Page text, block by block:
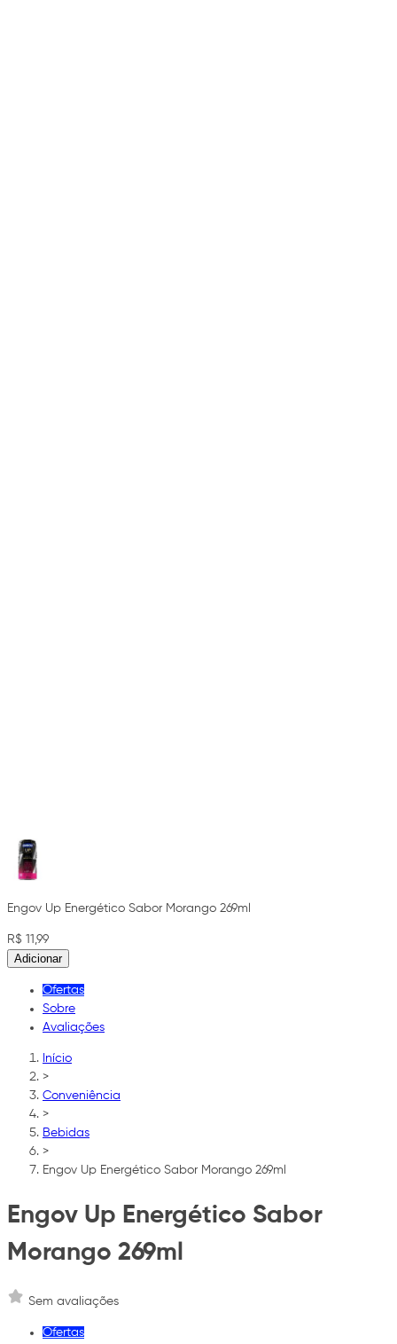
Engov Up Energético Sabor Morango 269ml
R$ 11,99
Adicionar
Ofertas
Sobre
Avaliações
Início
>
Conveniência
>
Bebidas
>
Engov Up Energético Sabor Morango 269ml
Engov Up Energético Sabor
Morango 269ml
Sem avaliações
Ofertas